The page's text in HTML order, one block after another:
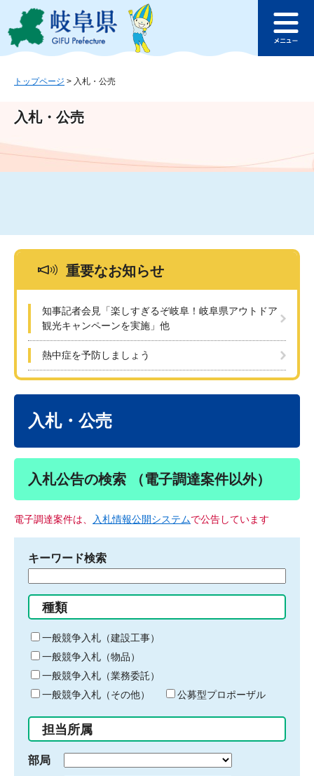
ジ
ュ
文
このページの本文へ
ュ
トップページ > 入札・公売
入札・公売
重要なお知らせ
知事記者会見「楽しすぎるぞ岐阜！岐阜県アウトドア
観光キャンペーンを実施」他
熱中症を予防しましょう
入札・公売
入札公告の検索 （電子調達案件以外）
電子調達案件は、 入札情報公開システムで公告しています
キーワード検索
る
キ
ー
ワ
ー
ド
入
力
種類
一般競争入札（建設工事）
一般競争入札（物品）
一般競争入札（業務委託）
一般競争入札（その他）
公募型プロポーザル
担当所属
部局